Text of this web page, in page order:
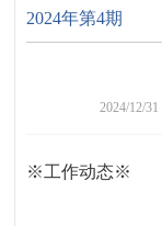
2024年第4期
2024/12/31
※工作动态※